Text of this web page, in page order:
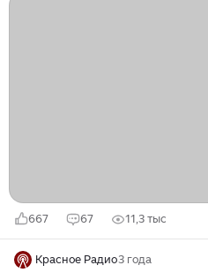
667 67 11,3 тыс
Красное Радио3 года